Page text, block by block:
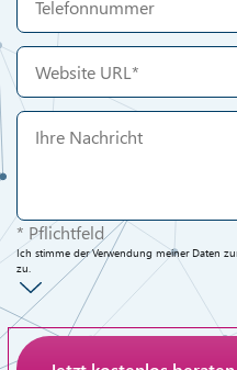
* Pflichtfeld
Ich stimme der Verwendung meiner Daten
zu.